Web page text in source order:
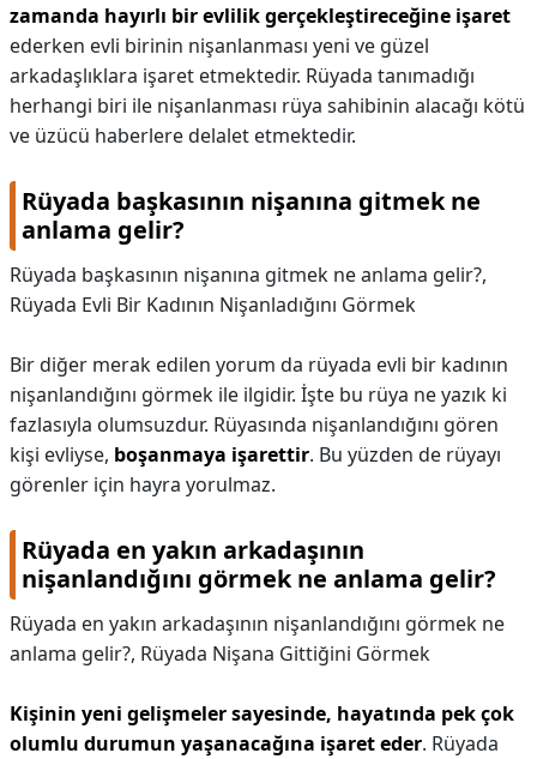
zamanda hayırlı bir evlilik gerçekleştireceğine işaret
ederken evli birinin nişanlanması yeni ve güzel
arkadaşlıklara işaret etmektedir. Rüyada tanımadığı
herhangi biri ile nişanlanması rüya sahibinin alacağı kötü
ve üzücü haberlere delalet etmektedir.
Rüyada başkasının nişanına gitmek ne
anlama gelir?
Rüyada başkasının nişanına gitmek ne anlama gelir?,
Rüyada Evli Bir Kadının Nişanladığını Görmek
Bir diğer merak edilen yorum da rüyada evli bir kadının
nişanlandığını görmek ile ilgidir. İşte bu rüya ne yazık ki
fazlasıyla olumsuzdur. Rüyasında nişanlandığını gören
kişi evliyse, boşanmaya işarettir. Bu yüzden de rüyayı
görenler için hayra yorulmaz.
Rüyada en yakın arkadaşının
nişanlandığını görmek ne anlama gelir?
Rüyada en yakın arkadaşının nişanlandığını görmek ne
anlama gelir?, Rüyada Nişana Gittiğini Görmek
Kişinin yeni gelişmeler sayesinde, hayatında pek çok
olumlu durumun yaşanacağına işaret eder. Rüyada